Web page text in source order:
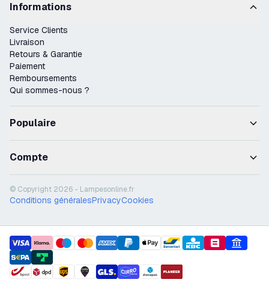
Informations
Service Clients
Livraison
Retours & Garantie
Paiement
Remboursements
Qui sommes-nous ?
Populaire
Compte
© Copyright 2026 - Lampesonline.fr
Conditions généralesPrivacyCookies
payment methods
shipment methods